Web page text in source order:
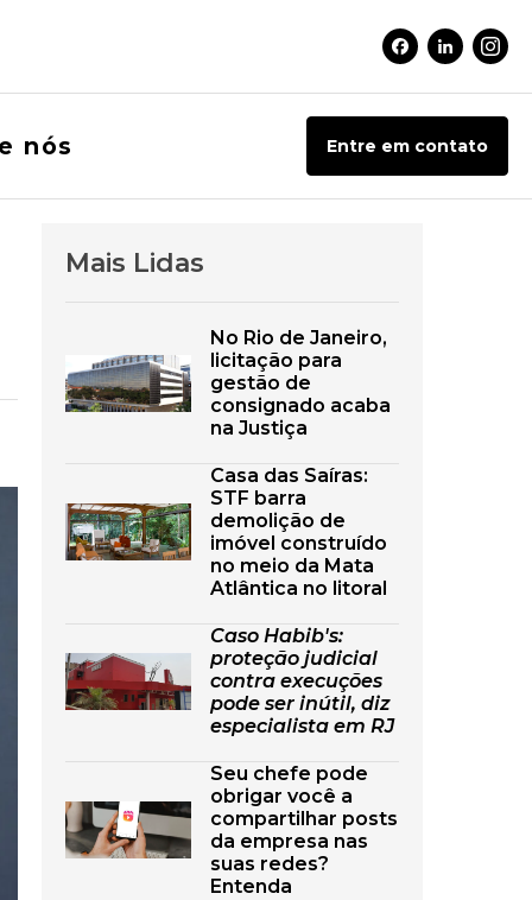
Facebook
Linkedin
nós Entre em contato
Mais Lidas
No Rio de Janeiro,
licitação para
gestão de
consignado acaba
na Justiça
Casa das Saíras:
STF barra
demolição de
imóvel construído
no meio da Mata
Atlântica no litoral
Caso Habib's:
proteção judicial
contra execuções
pode ser inútil, diz
especialista em RJ
Seu chefe pode
obrigar você a
compartilhar posts
da empresa nas
suas redes?
Entenda